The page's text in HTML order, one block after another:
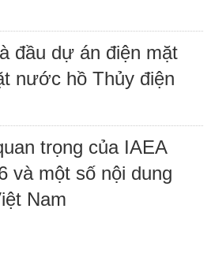
đầu dự án điện mặt
nước hồ Thủy điện
trọng của IAEA
và một số nội dung
Nam